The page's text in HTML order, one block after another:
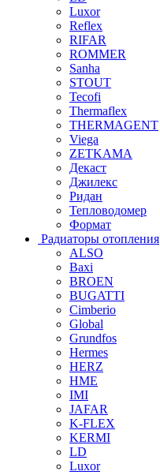
Luxor
Reflex
RIFAR
ROMMER
Sanha
STOUT
Tecofi
Thermaflex
THERMAGENT
Viega
ZETKAMA
Декаст
Джилекс
Ридан
Тепловодомер
Формат
Радиаторы отопления
ALSO
Baxi
BROEN
BUGATTI
Cimberio
Global
Grundfos
Hermes
HERZ
HME
IMI
JAFAR
K-FLEX
KERMI
LD
Luxor